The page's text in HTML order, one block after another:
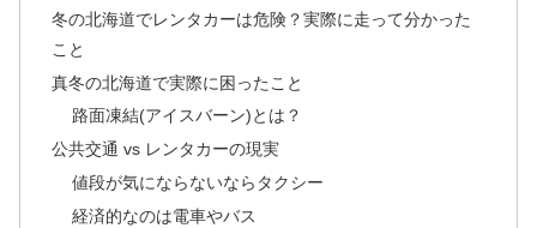
冬の北海道でレンタカーは危険？実際に走って分かった
こと
真冬の北海道で実際に困ったこと
路面凍結(アイスバーン)とは？
公共交通 vs レンタカーの現実
値段が気にならないならタクシー
経済的なのは電車やバス